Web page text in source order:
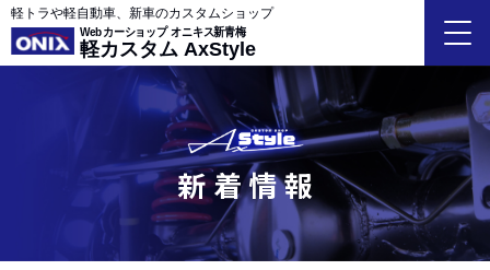
軽トラや軽自動車、新車のカスタムショップ
Webカーショップ オニキス新青梅
軽カスタム AxStyle
新着情報